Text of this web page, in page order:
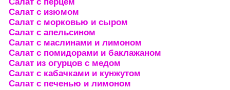
Салат с изюмом
Салат с морковью и сыром
Салат с апельсином
Салат с маслинами и лимоном
Салат с помидорами и баклажаном
Салат из огурцов с медом
Салат с кабачками и кунжутом
Салат с печенью и лимоном